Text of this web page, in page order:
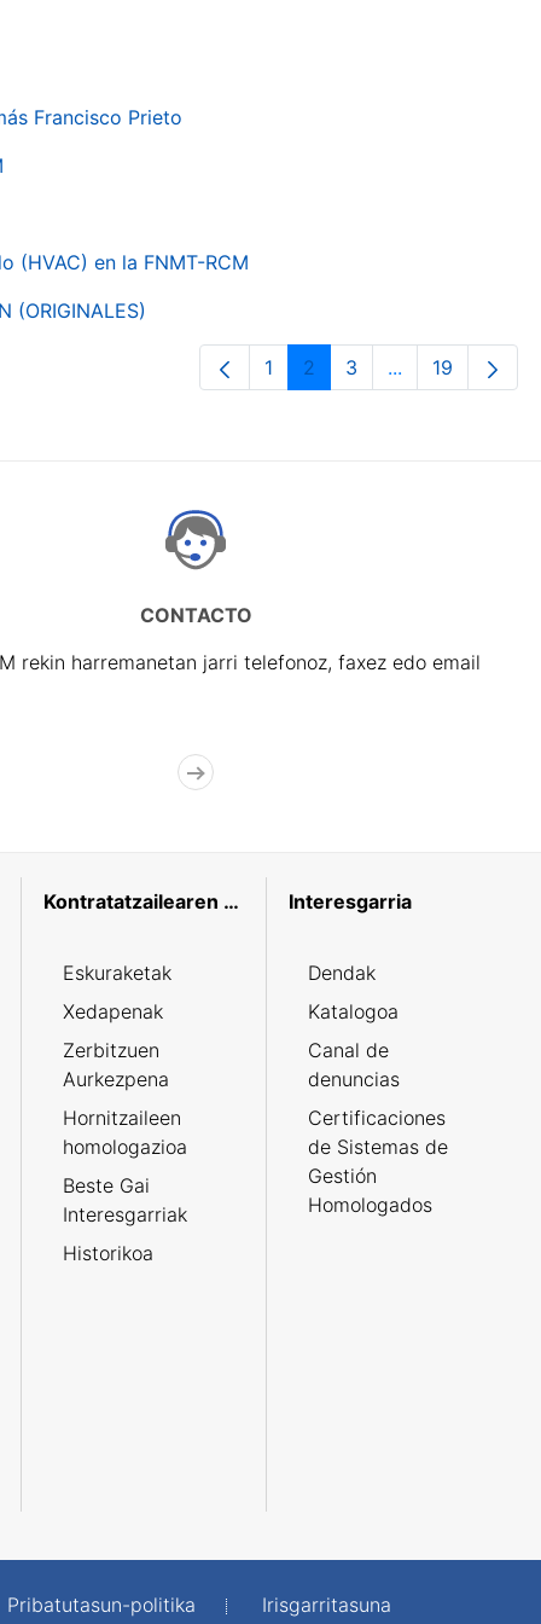
Francisco Prieto
(HVAC) en la FNMT-RCM
Orrialdea
1 Orrialdea
2 Orrialdea
3 ...Intermediate
Orrialdea
19
CONTACTO
rekin harremanetan jarri telefonoz, faxez edo email
Kontratatzailearen profila
Eskuraketak
Xedapenak
Zerbitzuen
Aurkezpena
Hornitzaileen
homologazioa
Beste Gai
Interesgarriak
Historikoa
Interesgarria
Dendak
Katalogoa
Canal de
denuncias
Certificaciones
de Sistemas de
Gestión
Homologados
Pribatutasun-politika Irisgarritasuna